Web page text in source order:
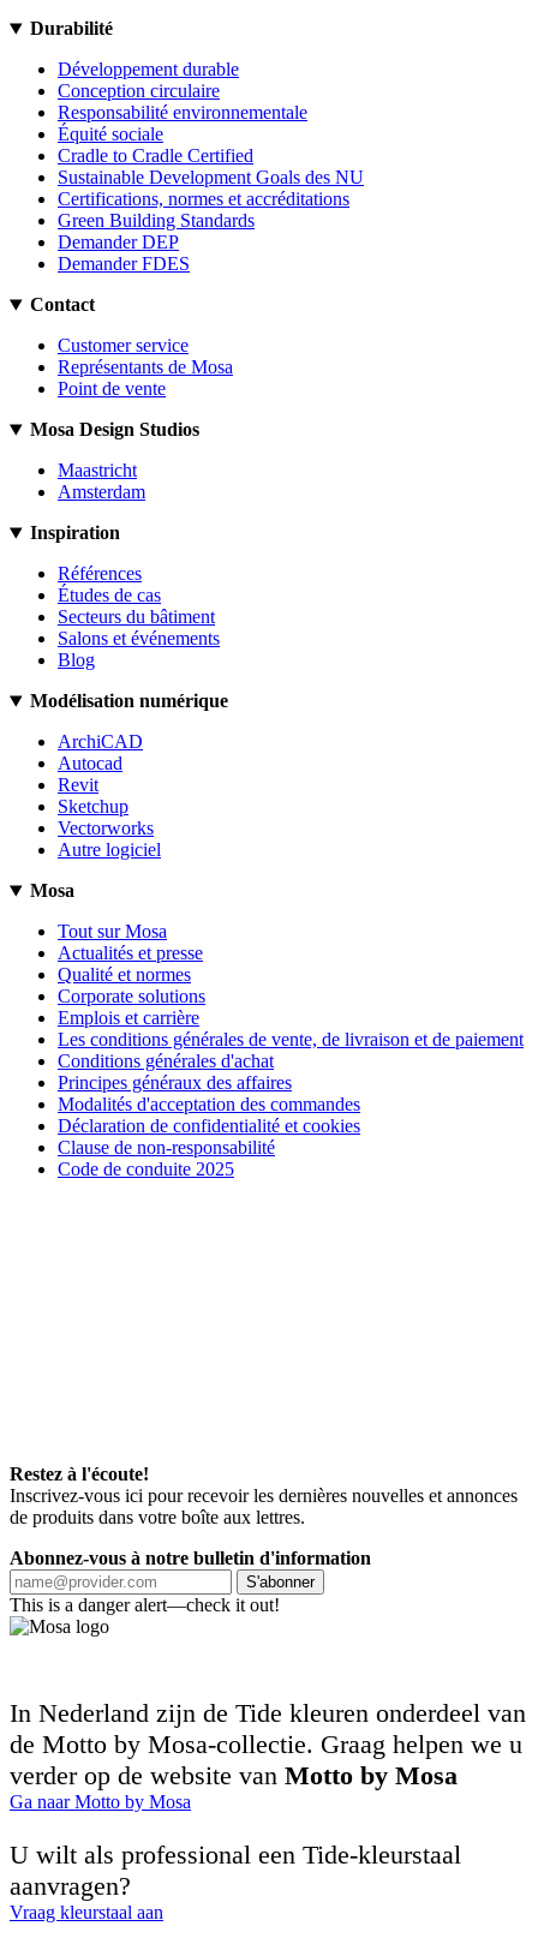
Durabilité
Développement durable
Conception circulaire
Responsabilité environnementale
Équité sociale
Cradle to Cradle Certified
Sustainable Development Goals des NU
Certifications, normes et accréditations
Green Building Standards
Demander DEP
Demander FDES
Contact
Customer service
Représentants de Mosa
Point de vente
Mosa Design Studios
Maastricht
Amsterdam
Inspiration
Références
Études de cas
Secteurs du bâtiment
Salons et événements
Blog
Modélisation numérique
ArchiCAD
Autocad
Revit
Sketchup
Vectorworks
Autre logiciel
Mosa
Tout sur Mosa
Actualités et presse
Qualité et normes
Corporate solutions
Emplois et carrière
Les conditions générales de vente, de livraison et de paiement
Conditions générales d'achat
Principes généraux des affaires
Modalités d'acceptation des commandes
Déclaration de confidentialité et cookies
Clause de non-responsabilité
Code de conduite 2025
Restez à l'écoute!
Inscrivez-vous ici pour recevoir les dernières nouvelles et annonces
de produits dans votre boîte aux lettres.
Abonnez-vous à notre bulletin d'information
S'abonner
This is a danger alert—check it out!
In Nederland zijn de Tide kleuren onderdeel van
de Motto by Mosa-collectie. Graag helpen we u
verder op de website van Motto by Mosa
Ga naar Motto by Mosa
U wilt als professional een Tide-kleurstaal
aanvragen?
Vraag kleurstaal aan